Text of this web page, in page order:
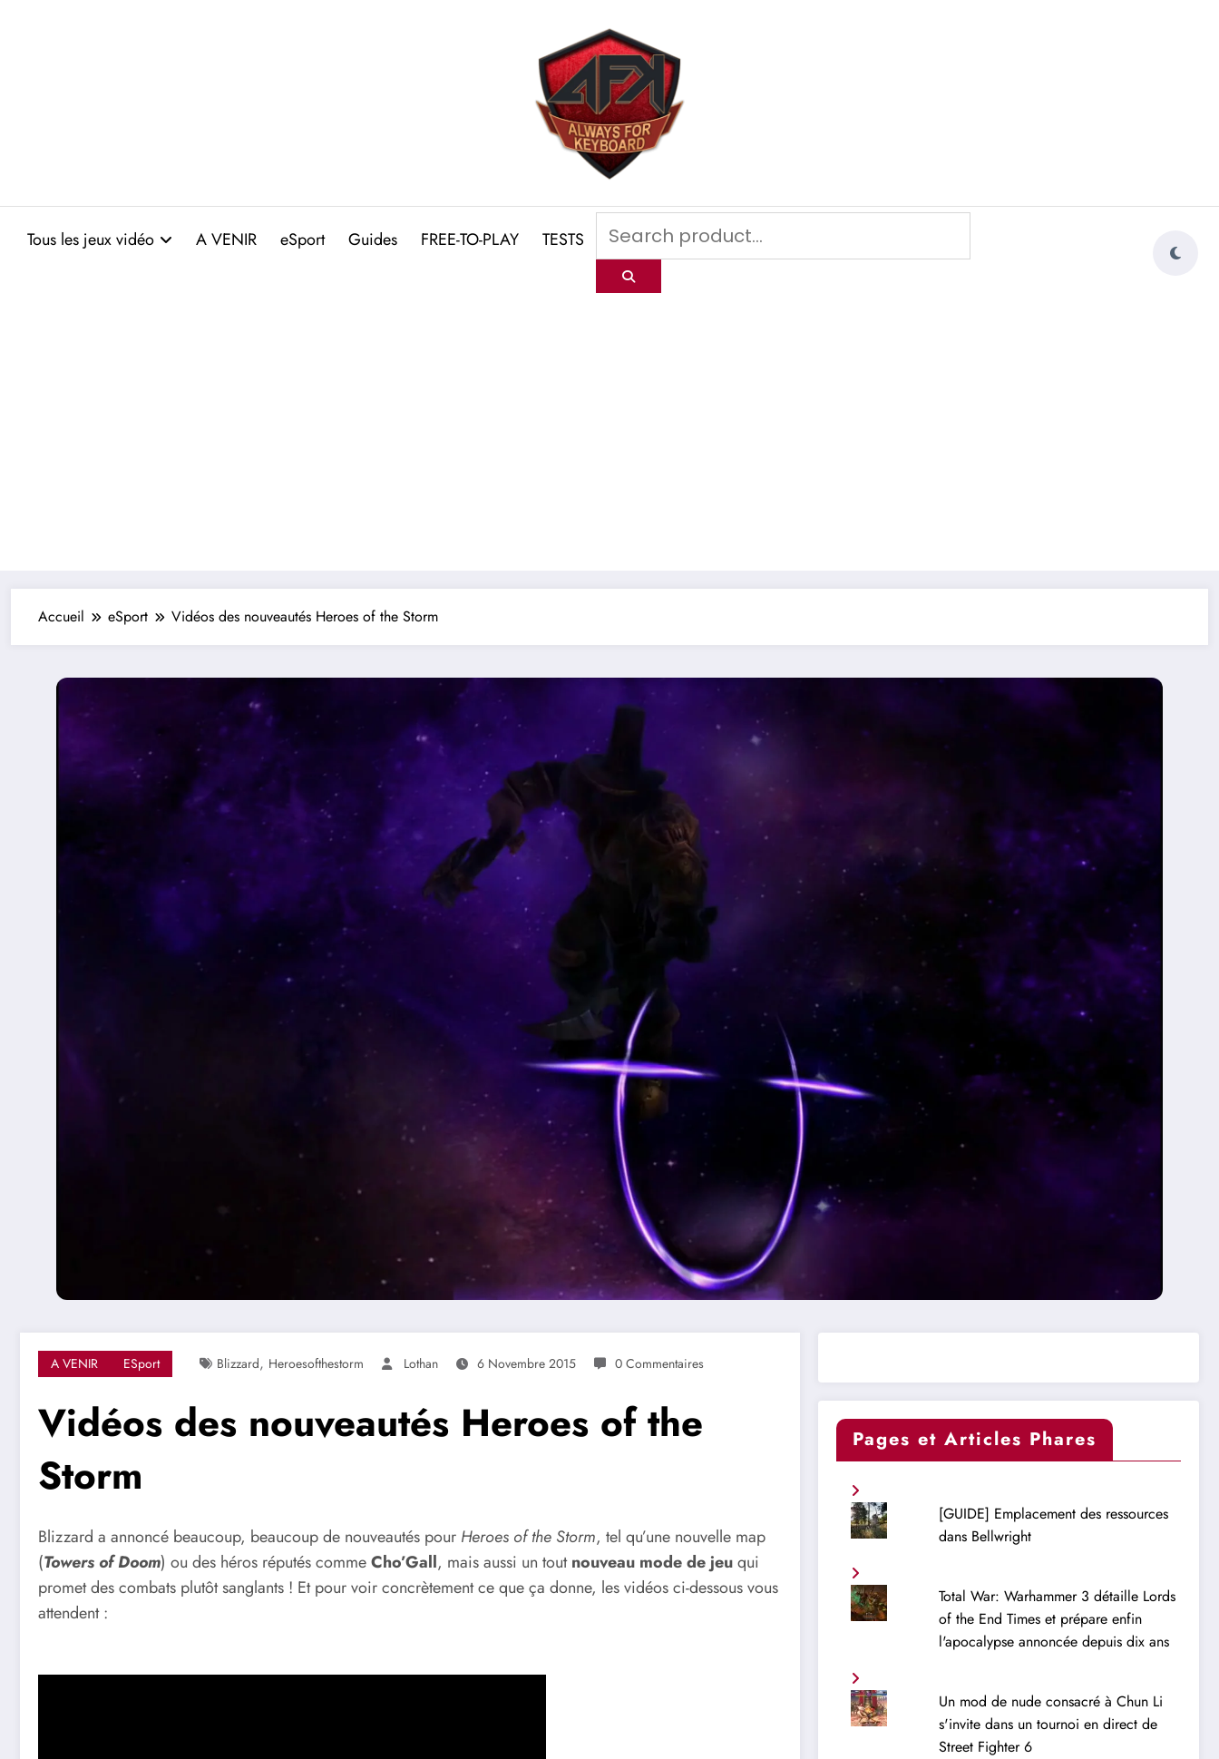
Tous les jeux vidéo A VENIR eSport Guides FREE-TO-PLAY TESTS
Accueil eSport Vidéos des nouveautés Heroes of the Storm
A VENIR ESport Blizzard, Heroesofthestorm Lothan 6 Novembre 2015 0 Commentaires
Vidéos des nouveautés Heroes of the
Storm
Blizzard a annoncé beaucoup, beaucoup de nouveautés pour Heroes of the Storm, tel qu’une nouvelle map
(Towers of Doom) ou des héros réputés commeCho’Gall, mais aussi un toutnouveau mode de jeuqui
promet des combats plutôt sanglants ! Et pour voir concrètement ce que ça donne, les vidéos ci-dessous vous
attendent :
Pages et Articles Phares
[GUIDE] Emplacement des ressources
dans Bellwright
Total War: Warhammer 3 détaille Lords
of the End Times et prépare enfin
l'apocalypse annoncée depuis dix ans
Un mod de nude consacré à Chun Li
s'invite dans un tournoi en direct de
Street Fighter 6